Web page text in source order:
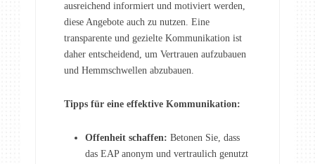
ausreichend informiert und motiviert werden,
diese Angebote auch zu nutzen. Eine
transparente und gezielte Kommunikation ist
daher entscheidend, um Vertrauen aufzubauen
und Hemmschwellen abzubauen.
Tipps für eine effektive Kommunikation:
Offenheit schaffen: Betonen Sie, dass
das EAP anonym und vertraulich genutzt